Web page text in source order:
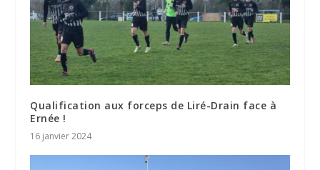
Qualification aux forceps de Liré-Drain face à
Ernée !
16 janvier 2024